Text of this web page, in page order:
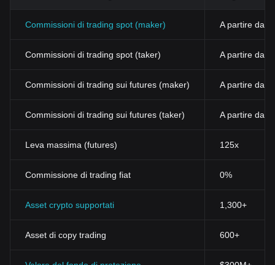
Commissioni di trading spot (maker) A partire dallo
Commissioni di trading spot (taker) A partire
Commissioni di trading sui futures (maker) A partire dallo
Commissioni di trading sui futures (taker) A partire
Leva massima (futures) 125x
Commissione di trading fiat 0%
Asset crypto supportati 1,300+
Asset di copy trading 600+